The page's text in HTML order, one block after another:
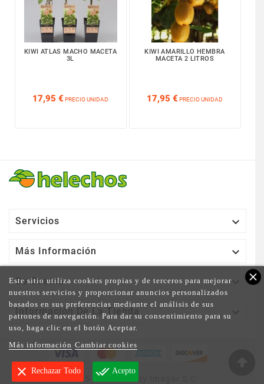
KIWI ATLAS MACHO MACETA
3L
17,95 € PRECIO UNIDAD
KIWI AMARILLO HEMBRA
MACETA 2 LITROS
17,95 € PRECIO UNIDAD
Servicios 
Más Información 
Su Cuenta 
Información De La Tienda 
close
Este sitio utiliza cookies propias y de terceros para mejorar
nuestros servicios y proporcionar anuncios personalizados
basados en sus preferencias mediante el análisis de sus
patrones de navegación. Para dar su consentimiento para su
uso, haga clic en el botón Aceptar.
Más información Cambiar cookies
clear Rechazar Todo done_all Acepto
© 2025 - Powered By Imagar S.C